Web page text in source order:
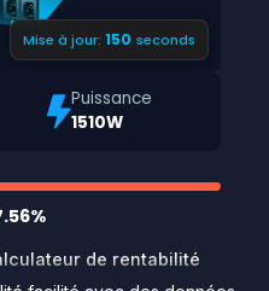
Mise à jour: 149 seconds
Puissance
1510W
de rentabilité